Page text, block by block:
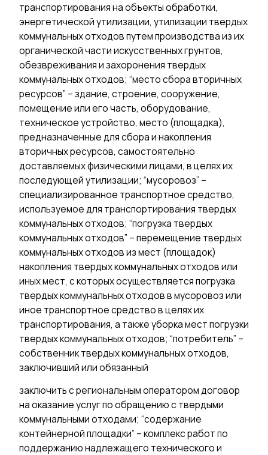
транспортирования на объекты обработки,
энергетической утилизации, утилизации твердых
коммунальных отходов путем производства из их
органической части искусственных грунтов,
обезвреживания и захоронения твердых
коммунальных отходов; “место сбора вторичных
ресурсов” – здание, строение, сооружение,
помещение или его часть, оборудование,
техническое устройство, место (площадка),
предназначенные для сбора и накопления
вторичных ресурсов, самостоятельно
доставляемых физическими лицами, в целях их
последующей утилизации; “мусоровоз” –
специализированное транспортное средство,
используемое для транспортирования твердых
коммунальных отходов; “погрузка твердых
коммунальных отходов” – перемещение твердых
коммунальных отходов из мест (площадок)
накопления твердых коммунальных отходов или
иных мест, с которых осуществляется погрузка
твердых коммунальных отходов в мусоровоз или
иное транспортное средство в целях их
транспортирования, а также уборка мест погрузки
твердых коммунальных отходов; “потребитель” –
собственник твердых коммунальных отходов,
заключивший или обязанный
заключить с региональным оператором договор
на оказание услуг по обращению с твердыми
коммунальными отходами; “содержание
контейнерной площадки” – комплекс работ по
поддержанию надлежащего технического и